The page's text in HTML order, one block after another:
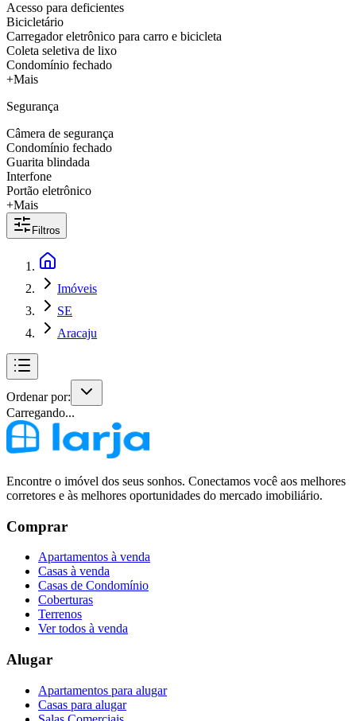
Acesso para deficientes
Bicicletário
Carregador eletrônico para carro e bicicleta
Coleta seletiva de lixo
Condomínio fechado
+Mais
Segurança
Câmera de segurança
Condomínio fechado
Guarita blindada
Interfone
Portão eletrônico
+Mais
Filtros
Imóveis
SE
Aracaju
Ordenar por:
Carregando...
Encontre o imóvel dos seus sonhos. Conectamos você aos melhores
corretores e às melhores oportunidades do mercado imobiliário.
Comprar
Apartamentos à venda
Casas à venda
Casas de Condomínio
Coberturas
Terrenos
Ver todos à venda
Alugar
Apartamentos para alugar
Casas para alugar